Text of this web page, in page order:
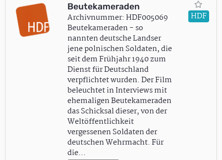
Beutekameraden
Archivnummer: HDF005069
Beutekameraden - so
nannten deutsche Landser
jene polnischen Soldaten, die
seit dem Frühjahr 1940 zum
Dienst für Deutschland
verpflichtet wurden. Der Film
beleuchtet in Interviews mit
ehemaligen Beutekameraden
das Schicksal dieser, von der
Weltöffentlichkeit
vergessenen Soldaten der
deutschen Wehrmacht. Für
die…
HDF